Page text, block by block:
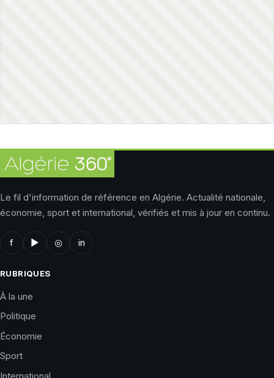
Le fil d'information de référence en Algérie. Actualité nationale,
économie, sport et international, vérifiés et mis à jour en continu.
f ▶ ◎ in
RUBRIQUES
À la une
Politique
Économie
Sport